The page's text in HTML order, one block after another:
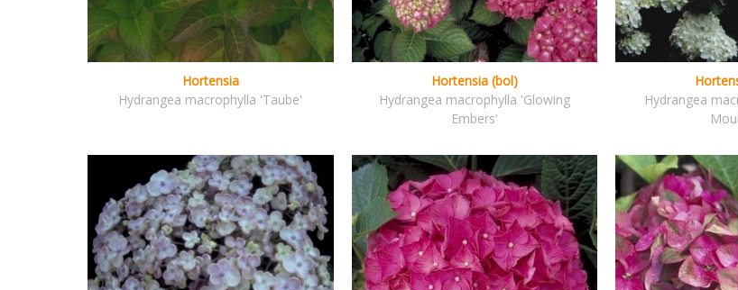
Hortensia
Hydrangea macrophylla 'Taube'
Hortensia (bol)
Hydrangea macrophylla 'Glowing
Embers'
Hydrangea